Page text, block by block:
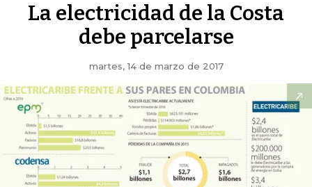
La electricidad de la Costa
debe parcelarse
martes, 14 de marzo de 2017